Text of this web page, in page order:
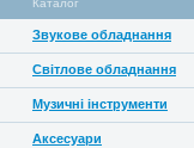
Каталог
Звукове обладнання
Світлове обладнання
Музичні інструменти
Аксесуари